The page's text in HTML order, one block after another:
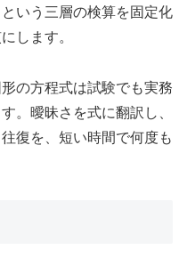
いう三層の検算を固定化
します。
の方程式は試験でも実務
。曖昧さを式に翻訳し、
復を、短い時間で何度も